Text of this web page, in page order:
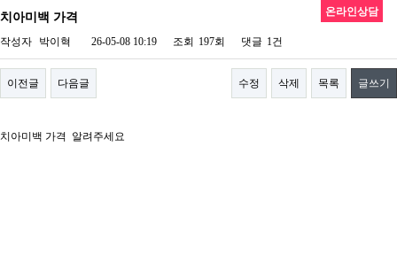
온라인상담
치아미백 가격
작성자 박이혁 26-05-08 10:19 조회 197회 댓글 1건
이전글 다음글 수정 삭제 목록 글쓰기
치아미백 가격 알려주세요